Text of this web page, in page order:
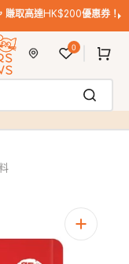
取高達HK$200優惠券！
0
購
物